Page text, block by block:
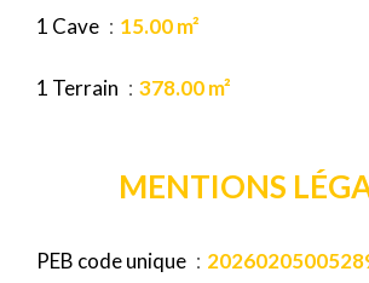
1 Cave 15.00 m²
1 Terrain 378.00 m²
MENTIONS
PEB code unique